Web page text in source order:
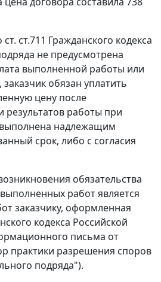
ст. ст.711 Гражданского кодекса
не предусмотрена
выполненной работы или
обязан уплатить
цену после
результатов работы при
надлежащим
срок, либо с согласия
обязательства
работ является
заказчику, оформленная
кодекса Российской
письма от
практики разрешения споров
подряда").